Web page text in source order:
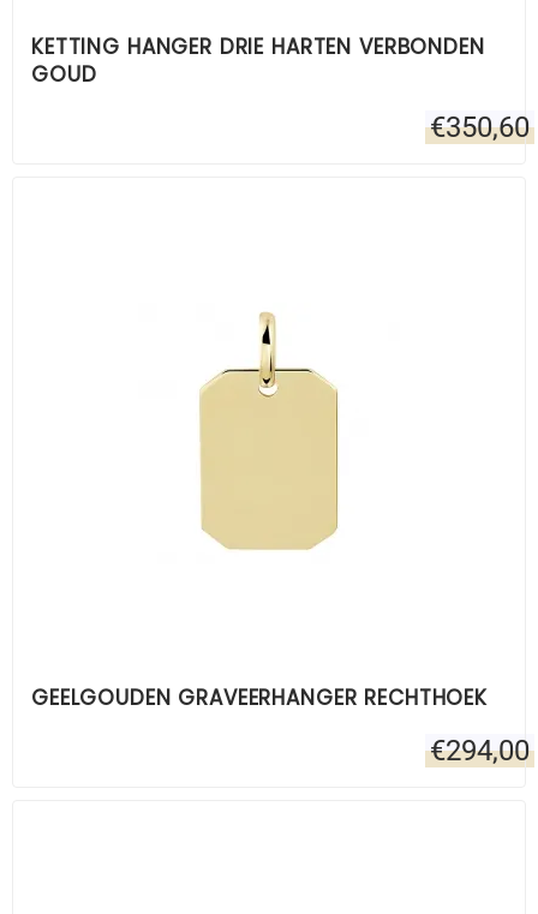
KETTING HANGER DRIE HARTEN VERBONDEN
GOUD
€350,60
GEELGOUDEN GRAVEERHANGER RECHTHOEK
€294,00